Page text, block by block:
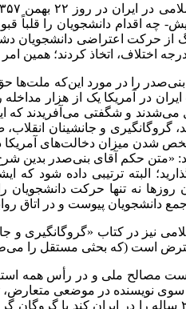
چه اقدام دانشجویان را قلباً
از حرکت اعتراضی دانشجویان
اختلاف، اتخاذ کردند؛ همین
را در مورد این‌که ملت‌ها
در آمریکا یک از هزار
می‌شدند و شگفتی می‌آفریدند که
شدن میزان دخالت‌های آمریکا
«متن حکم آقای بنی‌صدر بدین
روزها نه تنها حرکت دانشجویان
دانشجویان پیوست و در اتاق
نیز در کتاب «گروگانگیری و
است (که بحثی مستقل را
مصالح ملی و در رأس همه
سوی نویسنده در موضعی متعارض،